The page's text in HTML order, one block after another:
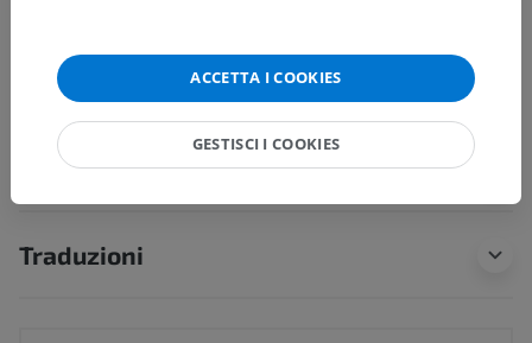
Anatomia comparata umana
Traduzioni
ACCETTA I COOKIES
GESTISCI I COOKIES